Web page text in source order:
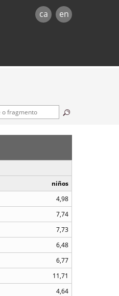
ca en
niños
4,98
7,74
7,73
6,48
6,77
11,71
4,64